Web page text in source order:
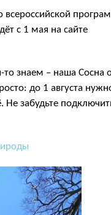
всероссийской
с 1 мая на сайте
знаем – наша Сосна
до 1 августа
Не забудьте